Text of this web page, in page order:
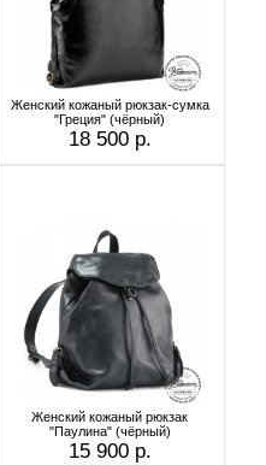
Женский кожаный рюкзак-сумка
"Греция" (чёрный)
18 500 р.
Женский кожаный рюкзак
"Паулина" (чёрный)
15 900 р.